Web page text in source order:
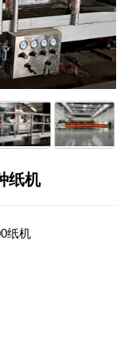
纸机
纸机